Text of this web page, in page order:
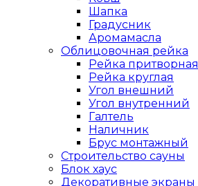
Шапка
Градусник
Аромамасла
Облицовочная рейка
Рейка притворная
Рейка круглая
Угол внешний
Угол внутренний
Галтель
Наличник
Брус монтажный
Строительство сауны
Блок хаус
Декоративные экраны